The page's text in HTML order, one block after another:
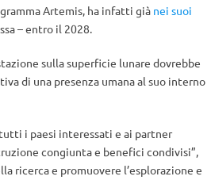
Artemis, ha infatti già nei suoi
– entro il 2028.
sulla superficie lunare dovrebbe
di una presenza umana al suo interno
i paesi interessati e ai partner
congiunta e benefici condivisi”,
ricerca e promuovere l’esplorazione e